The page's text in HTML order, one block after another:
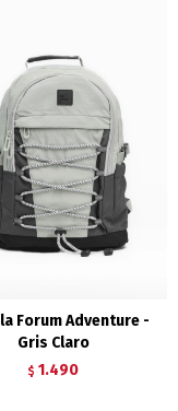
Forum Adventure -
Gris Claro
$ 1.490